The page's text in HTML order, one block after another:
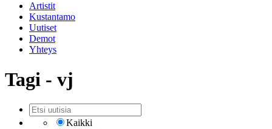
Artistit
Kustantamo
Uutiset
Demot
Yhteys
Tagi - vj
Kaikki